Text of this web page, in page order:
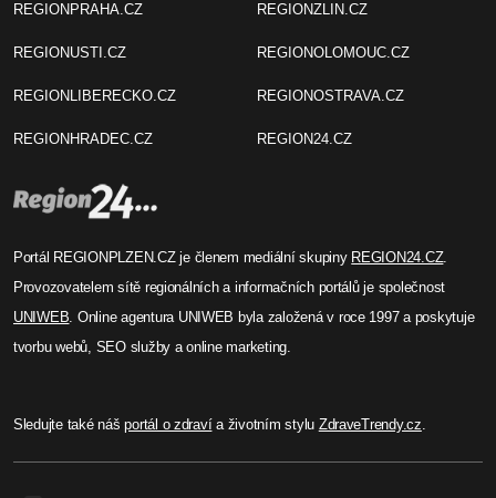
REGIONPRAHA.CZ
REGIONUSTI.CZ
REGIONLIBERECKO.CZ
REGIONHRADEC.CZ
REGIONZLIN.CZ
REGIONOLOMOUC.CZ
REGIONOSTRAVA.CZ
REGION24.CZ
Portál REGIONPLZEN.CZ je členem mediální skupiny REGION24.CZ.
Provozovatelem sítě regionálních a informačních portálů je společnost
UNIWEB. Online agentura UNIWEB byla založená v roce 1997 a poskytuje
tvorbu webů, SEO služby a online marketing.
Sledujte také nášportál o zdravía životním stylu ZdraveTrendy.cz.